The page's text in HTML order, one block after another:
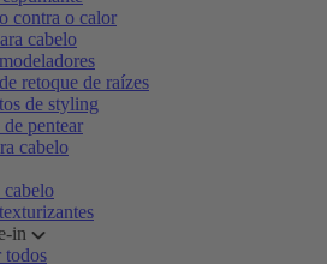
contra o calor
cabelo
retoque de raízes
de styling
pentear
cabelo
cabelo
in
todos